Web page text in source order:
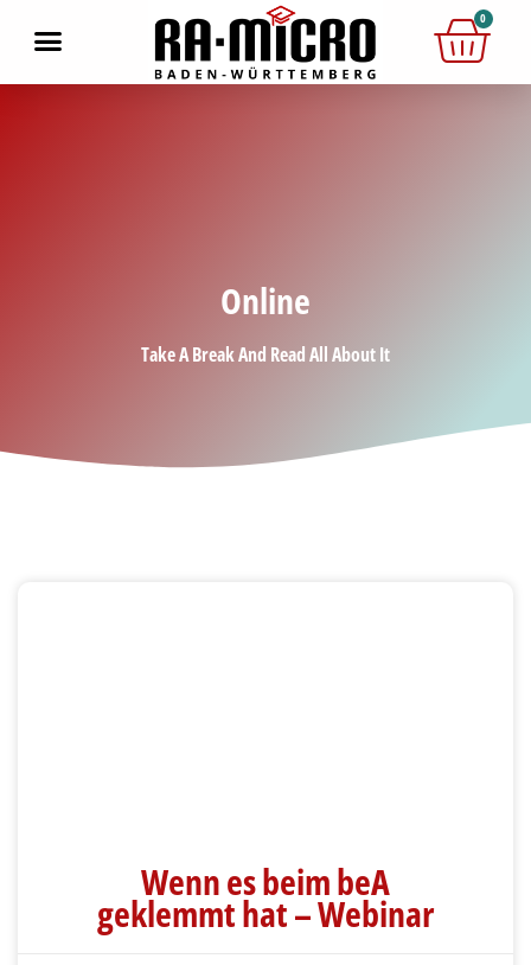
0
Online
Take A Break And Read All About It
Wenn es beim beA
geklemmt hat – Webinar